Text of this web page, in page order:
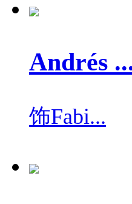
Andrés
饰Fabi...